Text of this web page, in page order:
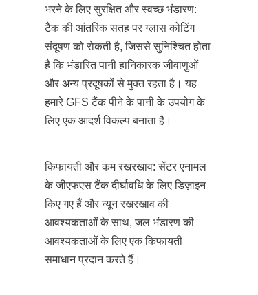
भरने के लिए सुरक्षित और स्वच्छ भंडारण:
टैंक की आंतरिक सतह पर ग्लास कोटिंग
संदूषण को रोकती है, जिससे सुनिश्चित होता
है कि भंडारित पानी हानिकारक जीवाणुओं
और अन्य प्रदूषकों से मुक्त रहता है। यह
हमारे GFS टैंक पीने के पानी के उपयोग के
लिए एक आदर्श विकल्प बनाता है।
किफायती और कम रखरखाव: सेंटर एनामल
के जीएफएस टैंक दीर्घावधि के लिए डिज़ाइन
किए गए हैं और न्यून रखरखाव की
आवश्यकताओं के साथ, जल भंडारण की
आवश्यकताओं के लिए एक किफायती
समाधान प्रदान करते हैं।